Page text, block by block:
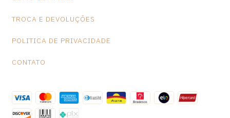
TROCA E DEVOLUÇÕES
POLITICA DE PRIVACIDADE
CONTATO